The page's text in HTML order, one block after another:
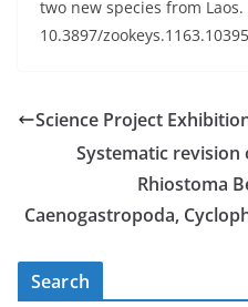
two new species from Laos.
10.3897/
Science Project
Systematic revision
Rhiostoma
Caenogastropoda,
Search